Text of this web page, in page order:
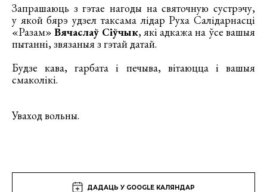
Запрашаюць з гэтае нагоды на святочную сустрэчу,
у якой бярэ удзел таксама лідар Руха Салідарнасці
«Разам»Вячаслаў Сіўчык, які адкажа на ўсе вашыя
пытанні, звязаныя з гэтай датай.
Будзе кава, гарбата і печыва, вітаюцца і вашыя
смаколікі.
Уваход вольны.
ДАДАЦЬ У GOOGLE КАЛЯНДАР